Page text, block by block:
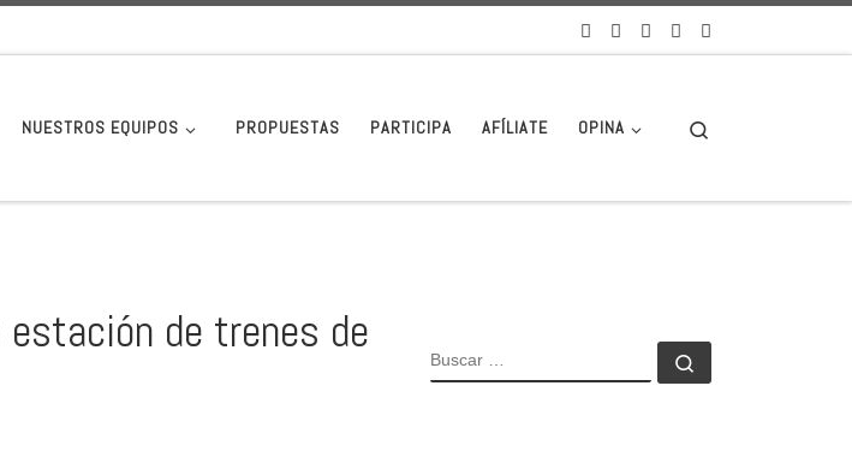
NUESTROS EQUIPOS PROPUESTAS PARTICIPA AFÍLIATE OPINA
estación de trenes de
BUSCAR